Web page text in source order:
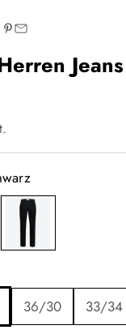
Jeans
schwarz
36/30 33/34